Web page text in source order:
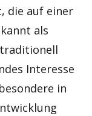
die auf einer
als
traditionell
Interesse
in